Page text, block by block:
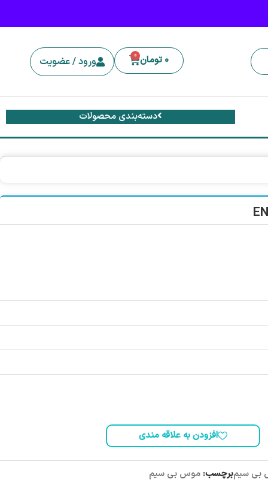
0 تومان 0 ورود / عضویت
دسته‌بندی محصولات
افزودن به علاقه مندی
بی سیمبرچسب: موس بی سیم